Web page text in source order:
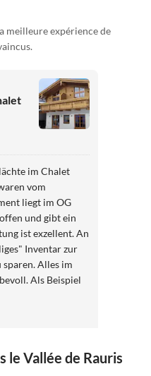
meilleure expérience de
im Chalet
vom
liegt im OG
und gibt ein
ist exzellent. An
Inventar zur
sparen. Alles im
Als Beispiel
der Marke
das Apartment
le Vallée de Rauris